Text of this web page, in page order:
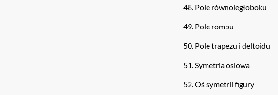
48. Pole równoległoboku
49. Pole rombu
50. Pole trapezu i deltoidu
51. Symetria osiowa
52. Oś symetrii figury